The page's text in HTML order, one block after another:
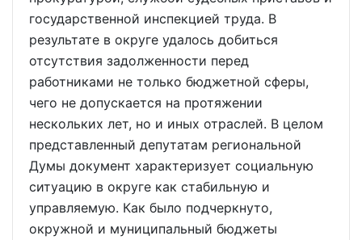
государственной инспекцией труда. В
результате в округе удалось добиться
отсутствия задолженности перед
работниками не только бюджетной сферы,
чего не допускается на протяжении
нескольких лет, но и иных отраслей. В целом
представленный депутатам региональной
Думы документ характеризует социальную
ситуацию в округе как стабильную и
управляемую. Как было подчеркнуто,
окружной и муниципальный бюджеты